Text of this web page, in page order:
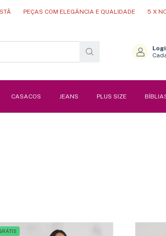
PEÇAS COM ELEGÂNCIA E QUALIDADE 5 X NO
CASACOS JEANS PLUS SIZE